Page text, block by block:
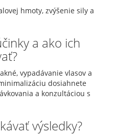
hmoty, zvýšenie sily a
a ako ich
vypadávanie vlasov a
dosiahnete
a konzultáciou s
výsledky?